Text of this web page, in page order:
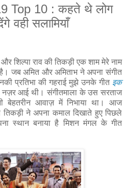
Top 10 : कहते थे लोग
वही सलामियाँ
और शिल्पा राव की तिकड़ी एक शाम मेरे नाम
जब अमित और अमिताभ ने अपना संगीत
प्रतिभा की गहराई मुझे उनके गीत इक
नज़र आई थी। संगीतमाला के उस सरताज
बेहतरीन आवाज़ में निभाया था। आज
तिकड़ी ने अपना कमाल दिखाते हुए पिछले
स्थान बनाया है मिशन मंगल के गीत